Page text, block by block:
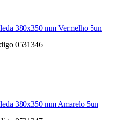
380x350 mm Vermelho 5un
0531346
380x350 mm Amarelo 5un